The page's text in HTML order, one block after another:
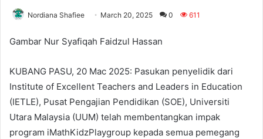
Nordiana Shafiee March 20, 2025 0 611
Gambar Nur Syafiqah Faidzul Hassan
KUBANG PASU, 20 Mac 2025: Pasukan penyelidik dari
Institute of Excellent Teachers and Leaders in Education
(IETLE), Pusat Pengajian Pendidikan (SOE), Universiti
Utara Malaysia (UUM) telah membentangkan impak
program iMathKidzPlaygroup kepada semua pemegang